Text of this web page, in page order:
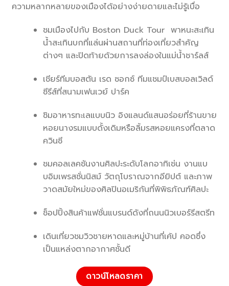
ความหลากหลายของเมืองได้อย่างง่ายดายและไม่รู้เบื่อ
ชมเมืองไปกับ Boston Duck Tour พาหนะสะเทิน
น้ำสะเทินบกที่แล่นผ่านสถานที่ท่องเที่ยวสำคัญ
ต่างๆ และปิดท้ายด้วยการลงล่องในแม่น้ำชาร์ลส์
เชียร์ทีมบอสตัน เรด ซอกซ์ ทีมแชมป์เบสบอลเวิลด์
ซีรีส์ที่สนามเฟนเวย์ ปาร์ค
ชิมอาหารทะเลแบบนิว อิงแลนด์แสนอร่อยที่ร้านขาย
หอยนางรมแบบดั้งเดิมหรือลิ้มรสหอยแครงที่ตลาด
ควินซี
ชมคอลเลคชันงานศิลปะระดับโลกอาทิเช่น งานแบ
บอิมเพรสชั่นนิสม์ วัตถุโบราณจากอียิปต์ และภาพ
วาดสมัยใหม่ของศิลปินอเมริกันที่พิพิธภัณฑ์ศิลปะ
ช็อปปิ้งสินค้าแฟชั่นแบรนด์ดังที่ถนนนิวเบอร์รีสตรีท
เดินเที่ยวชมวิวชายหาดและหมู่บ้านที่เค้ป คอดซึ่ง
เป็นแหล่งตากอากาศชั้นดี
ดาวน์โหลดราคา